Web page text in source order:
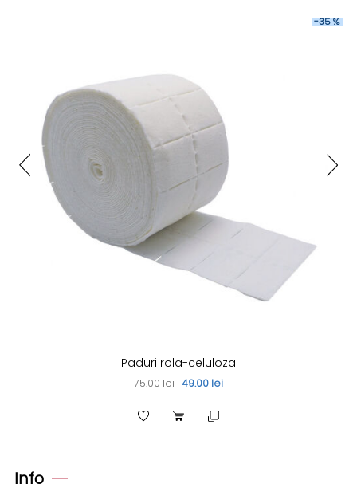
-35 %
Paduri rola-celuloza
75.00 lei 49.00 lei
Info